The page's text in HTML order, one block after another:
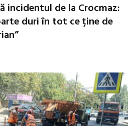
incidentul de la Crocmaz:
duri în tot ce ține de